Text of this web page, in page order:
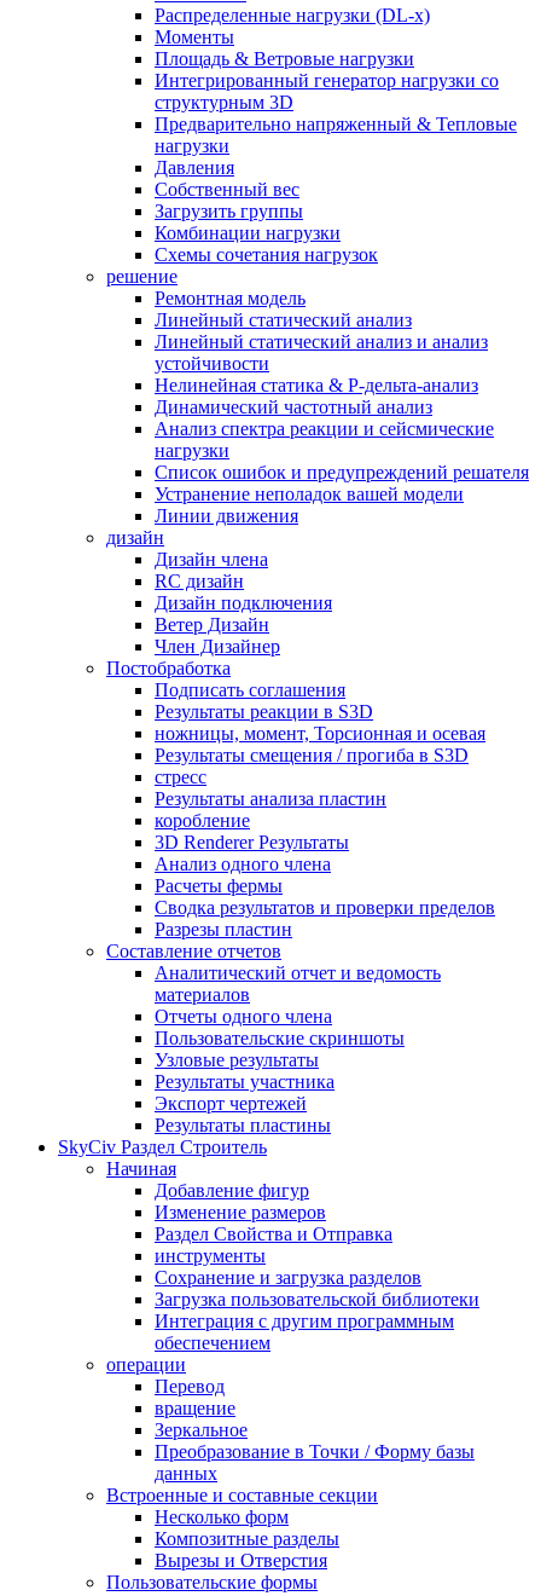
Распределенные нагрузки (DL-х)
Моменты
Площадь & Ветровые нагрузки
Интегрированный генератор нагрузки со
структурным 3D
Предварительно напряженный & Тепловые
нагрузки
Давления
Собственный вес
Загрузить группы
Комбинации нагрузки
Схемы сочетания нагрузок
решение
Ремонтная модель
Линейный статический анализ
Линейный статический анализ и анализ
устойчивости
Нелинейная статика & P-дельта-анализ
Динамический частотный анализ
Анализ спектра реакции и сейсмические
нагрузки
Список ошибок и предупреждений решателя
Устранение неполадок вашей модели
Линии движения
дизайн
Дизайн члена
RC дизайн
Дизайн подключения
Ветер Дизайн
Член Дизайнер
Постобработка
Подписать соглашения
Результаты реакции в S3D
ножницы, момент, Торсионная и осевая
Результаты смещения / прогиба в S3D
стресс
Результаты анализа пластин
коробление
3D Renderer Результаты
Анализ одного члена
Расчеты фермы
Сводка результатов и проверки пределов
Разрезы пластин
Составление отчетов
Аналитический отчет и ведомость
материалов
Отчеты одного члена
Пользовательские скриншоты
Узловые результаты
Результаты участника
Экспорт чертежей
Результаты пластины
SkyCiv Раздел Строитель
Начиная
Добавление фигур
Изменение размеров
Раздел Свойства и Отправка
инструменты
Сохранение и загрузка разделов
Загрузка пользовательской библиотеки
Интеграция с другим программным
обеспечением
операции
Перевод
вращение
Зеркальное
Преобразование в Точки / Форму базы
данных
Встроенные и составные секции
Несколько форм
Композитные разделы
Вырезы и Отверстия
Пользовательские формы